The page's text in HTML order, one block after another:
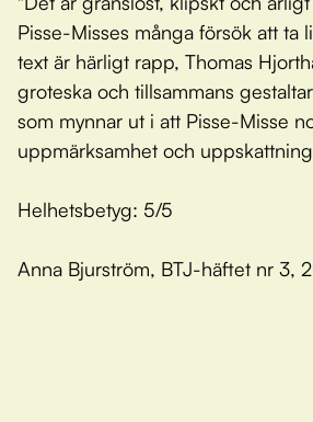
Pisse-Misses många försök att ta
text är härligt rapp, Thomas
groteska och tillsammans
som mynnar ut i att Pisse-Misse
uppmärksamhet och
Helhetsbetyg: 5/5
Anna Bjurström, BTJ-häftet nr 3,